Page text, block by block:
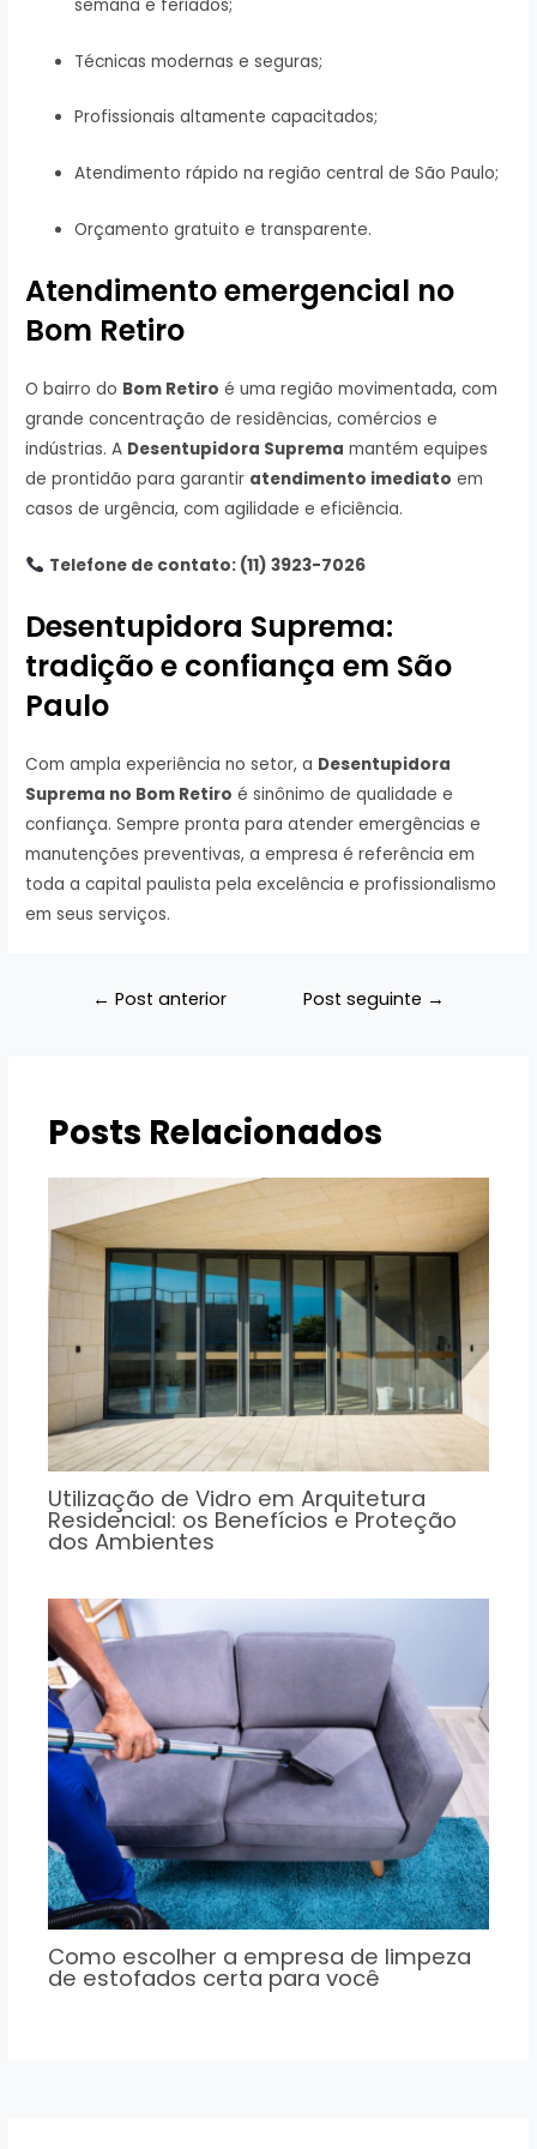
semana e feriados;
Técnicas modernas e seguras;
Profissionais altamente capacitados;
Atendimento rápido na região central de São Paulo;
Orçamento gratuito e transparente.
Atendimento emergencial no
Bom Retiro
O bairro do Bom Retiro é uma região movimentada, com
grande concentração de residências, comércios e
indústrias. A Desentupidora Suprema mantém equipes
de prontidão para garantir atendimento imediato em
casos de urgência, com agilidade e eficiência.
Telefone de contato: (11) 3923-7026
Desentupidora Suprema:
tradição e confiança em São
Paulo
Com ampla experiência no setor, a Desentupidora
Suprema no Bom Retiro é sinônimo de qualidade e
confiança. Sempre pronta para atender emergências e
manutenções preventivas, a empresa é referência em
toda a capital paulista pela excelência e profissionalismo
em seus serviços.
Navegação
← Post anterior Post seguinte →
Posts Relacionados
Utilização de Vidro em Arquitetura
Residencial: os Benefícios e Proteção
dos Ambientes
Como escolher a empresa de limpeza
de estofados certa para você